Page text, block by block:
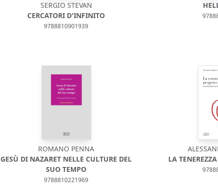
SERGIO STEVAN
CERCATORI D'INFINITO
9788810901939
ROMANO PENNA
GESÙ DI NAZARET NELLE CULTURE DEL
SUO TEMPO
9788810221969
LA